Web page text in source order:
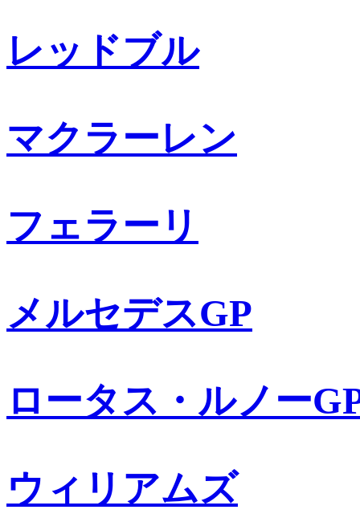
レッドブル
マクラーレン
フェラーリ
メルセデスGP
ロータス・ルノー
ウィリアムズ